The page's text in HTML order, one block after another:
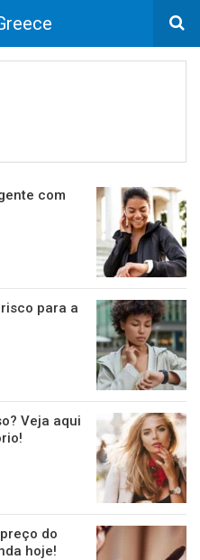
com
para a
Veja aqui
do
hoje!